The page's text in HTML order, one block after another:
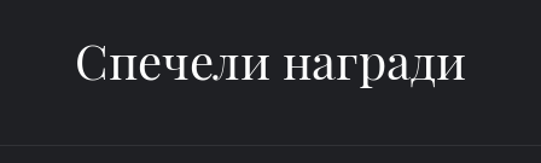
Спечели награди